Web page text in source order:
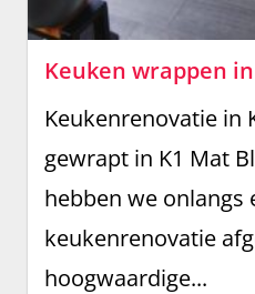
Keuken wrappen
Keukenrenovatie in
gewrapt in K1 Mat
hebben we onlangs
keukenrenovatie
hoogwaardige...